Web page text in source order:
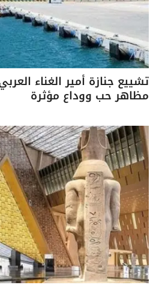
تشييع جنازة أمير الغناء
مظاهر حب ووداع مؤثرة